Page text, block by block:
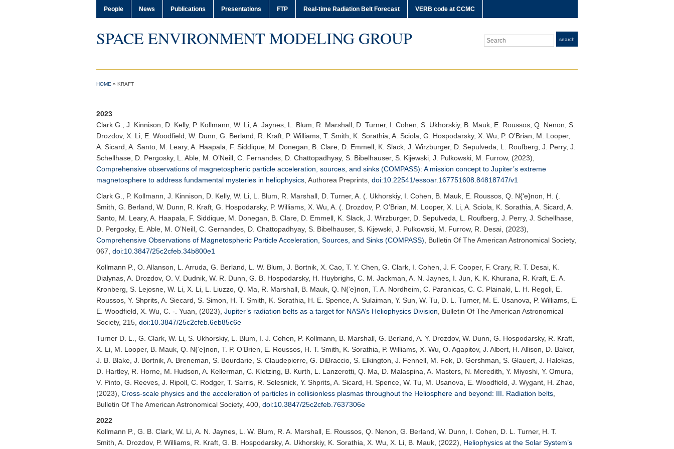
People News Publications Presentations FTP Real-time Radiation Belt Forecast VERB code at CCMC
SPACE ENVIRONMENT MODELING GROUP Search search
HOME » KRAFT
2023
Clark G.
, J. Kinnison, D. Kelly, P. Kollmann, W. Li, A. Jaynes, L. Blum, R. Marshall, D. Turner, I. Cohen, S. Ukhorskiy, B. Mauk, E. Roussos, Q. Nenon, S.
Drozdov, X. Li, E. Woodfield, W. Dunn, G. Berland, R. Kraft, P. Williams, T. Smith, K. Sorathia, A. Sciola, G. Hospodarsky, X. Wu, P. O’Brian, M. Looper,
A. Sicard, A. Santo, M. Leary, A. Haapala, F. Siddique, M. Donegan, B. Clare, D. Emmell, K. Slack, J. Wirzburger, D. Sepulveda, L. Roufberg, J. Perry, J.
Schellhase, D. Pergosky, L. Able, M. O’Neill, C. Fernandes, D. Chattopadhyay, S. Bibelhauser, S. Kijewski, J. Pulkowski, M. Furrow, (2023),
Comprehensive observations of magnetospheric particle acceleration, sources, and sinks (COMPASS): A mission concept to Jupiter’s extreme
magnetosphere to address fundamental mysteries in heliophysics Authorea Preprints doi:10.22541/essoar.167751608.84818747/v1
Clark G.
, P. Kollmann, J. Kinnison, D. Kelly, W. Li, L. Blum, R. Marshall, D. Turner, A. (. Ukhorskiy, I. Cohen, B. Mauk, E. Roussos, Q. N{‘e}non, H. (.
Smith, G. Berland, W. Dunn, R. Kraft, G. Hospodarsky, P. Williams, X. Wu, A. (. Drozdov, P. O’Brian, M. Looper, X. Li, A. Sciola, K. Sorathia, A. Sicard, A.
Santo, M. Leary, A. Haapala, F. Siddique, M. Donegan, B. Clare, D. Emmell, K. Slack, J. Wirzburger, D. Sepulveda, L. Roufberg, J. Perry, J. Schellhase,
D. Pergosky, E. Able, M. O’Neill, C. Gernandes, D. Chattopadhyay, S. Bibelhauser, S. Kijewski, J. Pulkowski, M. Furrow, R. Desai, (2023),
Comprehensive Observations of Magnetospheric Particle Acceleration, Sources, and Sinks (COMPASS)
Bulletin Of The American Astronomical Society,
067, doi:10.3847/25c2cfeb.34b800e1
Kollmann P.
, O. Allanson, L. Arruda, G. Berland, L. W. Blum, J. Bortnik, X. Cao, T. Y. Chen, G. Clark, I. Cohen, J. F. Cooper, F. Crary, R. T. Desai, K.
Dialynas, A. Drozdov, O. V. Dudnik, W. R. Dunn, G. B. Hospodarsky, H. Huybrighs, C. M. Jackman, A. N. Jaynes, I. Jun, K. K. Khurana, R. Kraft, E. A.
Kronberg, S. Lejosne, W. Li, X. Li, L. Liuzzo, Q. Ma, R. Marshall, B. Mauk, Q. N{‘e}non, T. A. Nordheim, C. Paranicas, C. C. Plainaki, L. H. Regoli, E.
Roussos, Y. Shprits, A. Siecard, S. Simon, H. T. Smith, K. Sorathia, H. E. Spence, A. Sulaiman, Y. Sun, W. Tu, D. L. Turner, M. E. Usanova, P. Williams, E.
E. Woodfield, X. Wu, C. -. Yuan, (2023), Jupiter’s radiation belts as a target for NASA’s Heliophysics Division
Bulletin Of The American Astronomical
Society, 215, doi:10.3847/25c2cfeb.6eb85c6e
Turner D. L.
, G. Clark, W. Li, S. Ukhorskiy, L. Blum, I. J. Cohen, P. Kollmann, B. Marshall, G. Berland, A. Y. Drozdov, W. Dunn, G. Hospodarsky, R. Kraft,
X. Li, M. Looper, B. Mauk, Q. N{‘e}non, T. P. O’Brien, E. Roussos, H. T. Smith, K. Sorathia, P. Williams, X. Wu, O. Agapitov, J. Albert, H. Allison, D. Baker,
J. B. Blake, J. Bortnik, A. Breneman, S. Bourdarie, S. Claudepierre, G. DiBraccio, S. Elkington, J. Fennell, M. Fok, D. Gershman, S. Glauert, J. Halekas,
D. Hartley, R. Horne, M. Hudson, A. Kellerman, C. Kletzing, B. Kurth, L. Lanzerotti, Q. Ma, D. Malaspina, A. Masters, N. Meredith, Y. Miyoshi, Y. Omura,
V. Pinto, G. Reeves, J. Ripoll, C. Rodger, T. Sarris, R. Selesnick, Y. Shprits, A. Sicard, H. Spence, W. Tu, M. Usanova, E. Woodfield, J. Wygant, H. Zhao,
(2023), Cross-scale physics and the acceleration of particles in collisionless plasmas throughout the Heliosphere and beyond: III. Radiation belts
Bulletin Of The American Astronomical Society, 400, doi:10.3847/25c2cfeb.7637306e
2022
Kollmann P.
, G. B. Clark, W. Li, A. N. Jaynes, L. W. Blum, R. A. Marshall, E. Roussos, Q. Nenon, G. Berland, W. Dunn, I. Cohen, D. L. Turner, H. T.
Smith, A. Drozdov, P. Williams, R. Kraft, G. B. Hospodarsky, A. Ukhorskiy, K. Sorathia, X. Wu, X. Li, B. Mauk, (2022), Heliophysics at the Solar System’s